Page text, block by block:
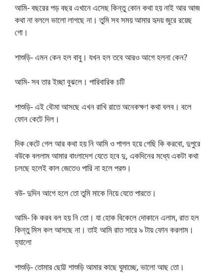
আমি- বছরের পড় বছর এখানে এসেছ কিন্তু কোন কথা হয় নাই আর আজ
কথা না বললে ভালো লাগছে না। তুমি সব সময় আমার হৃদয় জুরে রয়েছ
গো।
শাশুড়ি- এমন কেন হল বাবু। যখন হল তবে আরও আগে হলনা কেন?
আমি- সব তার ইচ্ছা বুঝলে। পারিবারিক চটি
শাশুড়ি- এই বৌমা আসছে এখন রাখি রাতে অনেকক্ষণ কথা বলব। বলে
ফোন কেটে দিল।
দিক কেটে গেল আর কথা হয় নি আমি ও পাগল হয়ে গেছি কি করবো, দুপুরে
বউকে বললাম আমার বাংলাদেশ যেতে হবে দু, একদিনের মধ্যে একটা কথা
চলছে হলেই কাল জেতেও পারি না হলে পরশু।
বউ- দুদিন আগে হলে তো তুমি মাকে নিয়ে যেতে পারতে।
আমি- কি করব বল হয় নি তো। যা হোক বিকেলে দোকানে এলাম, রাত হল
কিন্তু মিস কল আসছে না। তাই আমি রাত সারে ৯ টায় ফোন করলাম।
হ্যালো
শাশুড়ি- তোমার ছোট্ট শাশুড়ি আমার কাছে ঘুমাচ্ছে, ভালো আছ তো।